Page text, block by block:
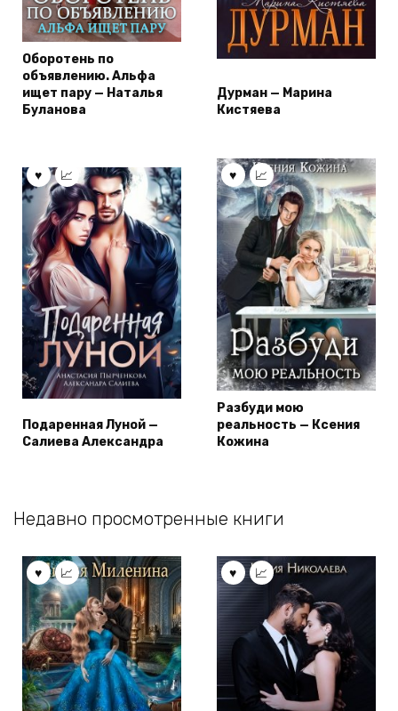
Оборотень по
объявлению. Альфа
ищет пару — Наталья
Буланова
Дурман — Марина
Кистяева
Подаренная Луной —
Салиева Александра
Разбуди мою
реальность — Ксения
Кожина
Недавно просмотренные книги